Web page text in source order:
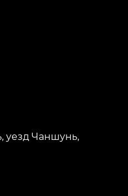
уезд Чаншунь,